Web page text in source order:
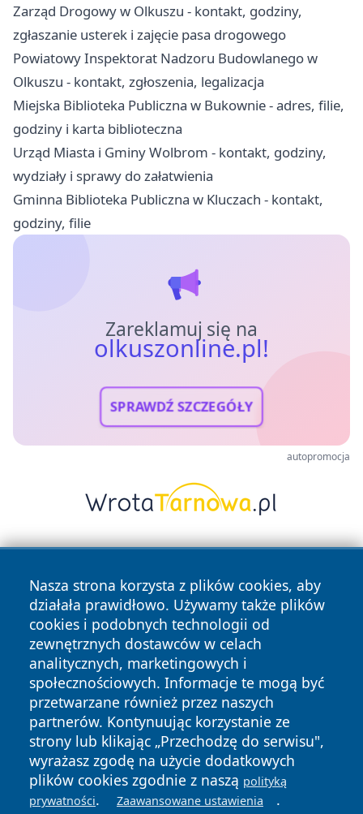
Zarząd Drogowy w Olkuszu - kontakt, godziny,
zgłaszanie usterek i zajęcie pasa drogowego
Powiatowy Inspektorat Nadzoru Budowlanego w
Olkuszu - kontakt, zgłoszenia, legalizacja
Miejska Biblioteka Publiczna w Bukownie - adres, filie,
godziny i karta biblioteczna
Urząd Miasta i Gminy Wolbrom - kontakt, godziny,
wydziały i sprawy do załatwienia
Gminna Biblioteka Publiczna w Kluczach - kontakt,
godziny, filie
Zareklamuj się na
olkuszonline.pl!
SPRAWDŹ SZCZEGÓŁY
autopromocja
Nasza strona korzysta z plików cookies, aby
działała prawidłowo. Używamy także plików
cookies i podobnych technologii od
zewnętrznych dostawców w celach
analitycznych, marketingowych i
społecznościowych. Informacje te mogą być
przetwarzane również przez naszych
partnerów. Kontynuując korzystanie ze
strony lub klikając „Przechodzę do serwisu",
wyrażasz zgodę na użycie dodatkowych
plików cookies zgodnie z naszą polityką
prywatności. Zaawansowane ustawienia .
Copyright © 2026 olkuszonline.pl Wszystkie prawa
zastrzeżone.
News Autorzy
Polityka
Prywatności
Polityka
Cookies